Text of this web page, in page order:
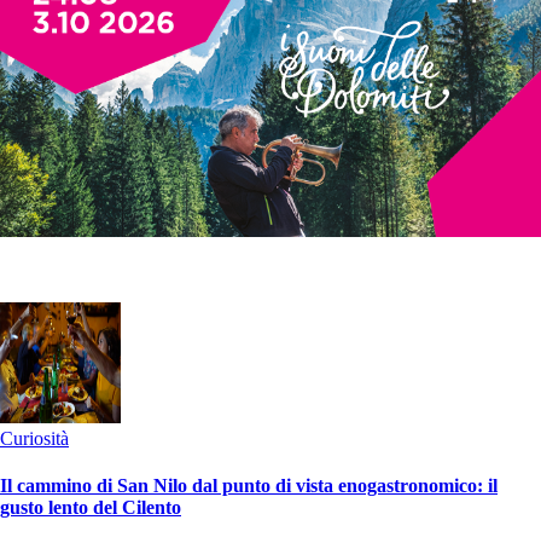
Curiosità
Il cammino di San Nilo dal punto di vista enogastronomico: il
gusto lento del Cilento